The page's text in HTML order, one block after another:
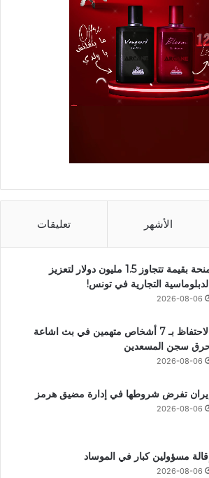
الأشهر تعليقات
منحة بقيمة تتجاوز 1.5 مليون دولار لتعزيز
التجارية في تونس!
2026-08-06
الاحتفاظ بـ 7 أشخاص متهمين في بث اشاعة
سجن المسعدين
2026-08-06
تفرض شروطها في إدارة مضيق هرمز
2026-08-06
مسؤولين كبار في الموساد
2026-08-06